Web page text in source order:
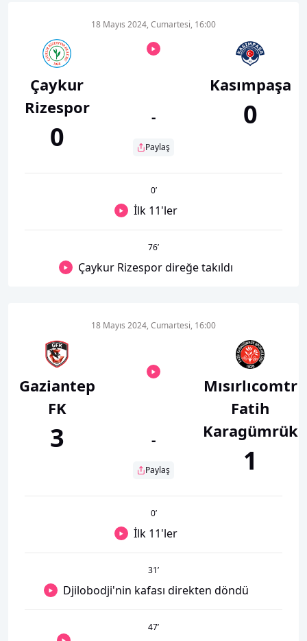
Çaykur
Rizespor
0
18 Mayıs 2024, Cumartesi, 16:00
-
Paylaş
Kasımpaşa
0
0’
İlk 11'ler
76’
Çaykur Rizespor direğe takıldı
Gaziantep
FK
3
18 Mayıs 2024, Cumartesi, 16:00
-
Paylaş
Mısırlıcomtr
Fatih
Karagümrük
1
0’
İlk 11'ler
31’
Djilobodji'nin kafası direkten döndü
47’